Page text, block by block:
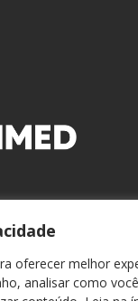
oferecer melhor
analisar como